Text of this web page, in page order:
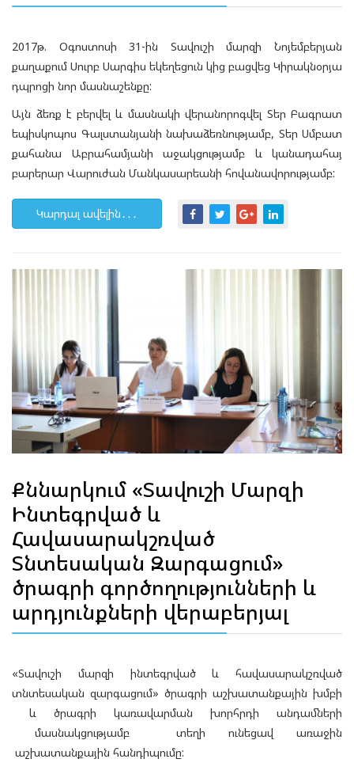
2017թ. Օգոստոսի 31-ին Տավուշի մարզի Նոյեմբերյան
քաղաքում Սուրբ Սարգիս եկեղեցուն կից բացվեց Կիրակնօրյա
դպրոցի նոր մասնաշենքը:
Այն ձեռք է բերվել և մասնակի վերանորոգվել Տեր Բագրատ
եպիսկոպոս Գալստանյանի նախաձեռնությամբ, Տեր Սմբատ
քահանա Աբրահամյանի աջակցությամբ և կանադահայ
բարերար Վարուժան Մանկասարեանի հովանավորությամբ:
Կարդալ ավելին․․․
Քննարկում «Տավուշի Մարզի
Ինտեգրված և
Հավասարակշռված
Տնտեսական Զարգացում»
ծրագրի գործողությունների և
արդյունքների վերաբերյալ
«Տավուշի մարզի ինտեգրված և հավասարակշռված
տնտեսական զարգացում» ծրագրի աշխատանքային խմբի
և ծրագրի կառավարման խորհրդի անդամների
մասնակցությամբ տեղի ունեցավ առաջին
աշխատանքային հանդիպումը: